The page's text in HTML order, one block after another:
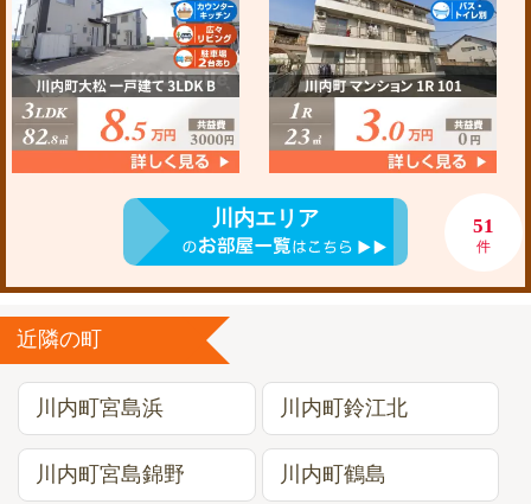
川内エリア 51
件
近隣の町
川内町宮島浜 川内町鈴江北
川内町宮島錦野 川内町鶴島